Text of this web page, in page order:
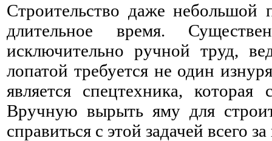
Строительство даже небольшой
длительное время.
исключительно ручной труд,
лопатой требуется не один
является спецтехника,
Вручную вырыть яму для
справиться с этой задачей всего